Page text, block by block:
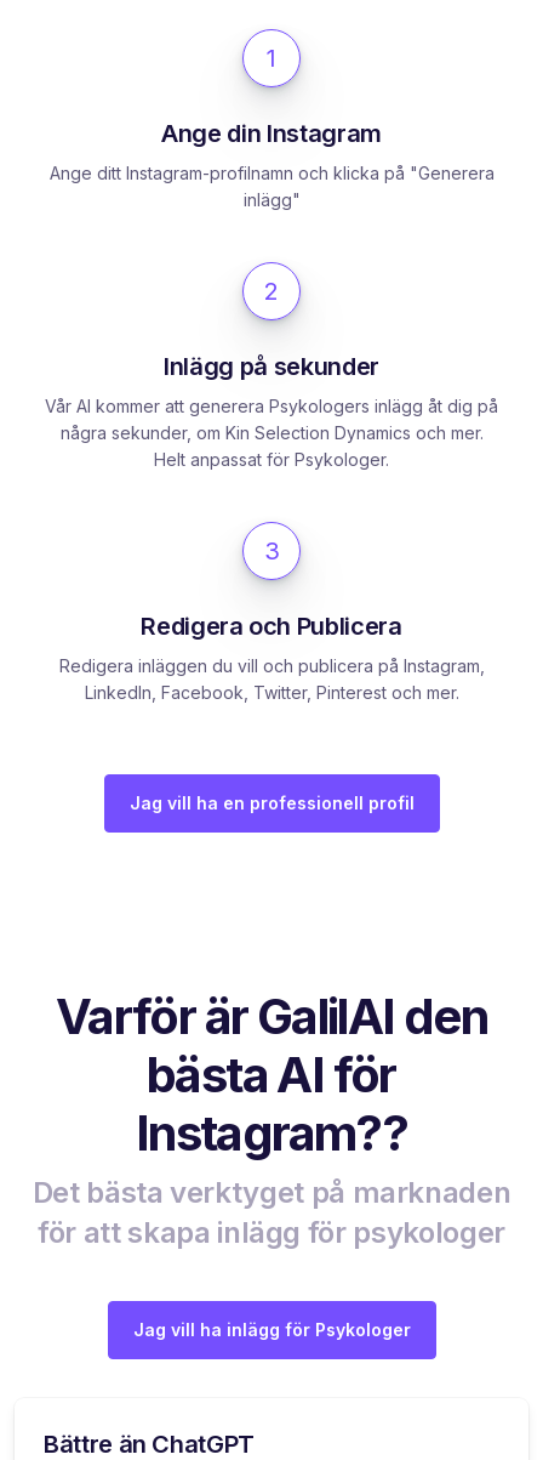
1
Ange din Instagram
Ange ditt Instagram-profilnamn och klicka på "Generera
inlägg"
2
Inlägg på sekunder
Vår AI kommer att generera Psykologers inlägg åt dig på
några sekunder, om Kin Selection Dynamics och mer.
Helt anpassat för Psykologer.
3
Redigera och Publicera
Redigera inläggen du vill och publicera på Instagram,
LinkedIn, Facebook, Twitter, Pinterest och mer.
Jag vill ha en professionell profil
Varför är GalilAI den
bästa AI för
Instagram??
Det bästa verktyget på marknaden
för att skapa inlägg för psykologer
Jag vill ha inlägg för Psykologer
Bättre än ChatGPT